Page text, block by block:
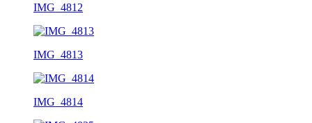
IMG_4812
IMG_4813
IMG_4814